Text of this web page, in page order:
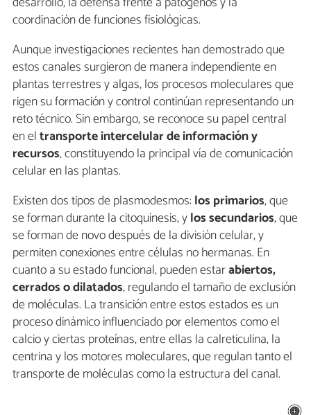
coordinación de funciones fisiológicas.
Aunque investigaciones recientes han demostrado que
estos canales surgieron de manera independiente en
plantas terrestres y algas, los procesos moleculares que
rigen su formación y control continúan representando un
reto técnico. Sin embargo, se reconoce su papel central
en eltransporte intercelular de información y
recursos, constituyendo la principal vía de comunicación
celular en las plantas.
Existen dos tipos de plasmodesmos:los primarios, que
se forman durante la citoquinesis, ylos secundarios, que
se forman de novo después de la división celular, y
permiten conexiones entre células no hermanas. En
cuanto a su estado funcional, pueden estarabiertos,
cerrados o dilatados, regulando el tamaño de exclusión
de moléculas. La transición entre estos estados es un
proceso dinámico influenciado por elementos como el
calcio y ciertas proteínas, entre ellas la calreticulina, la
centrina y los motores moleculares, que regulan tanto el
transporte de moléculas como la estructura del canal.